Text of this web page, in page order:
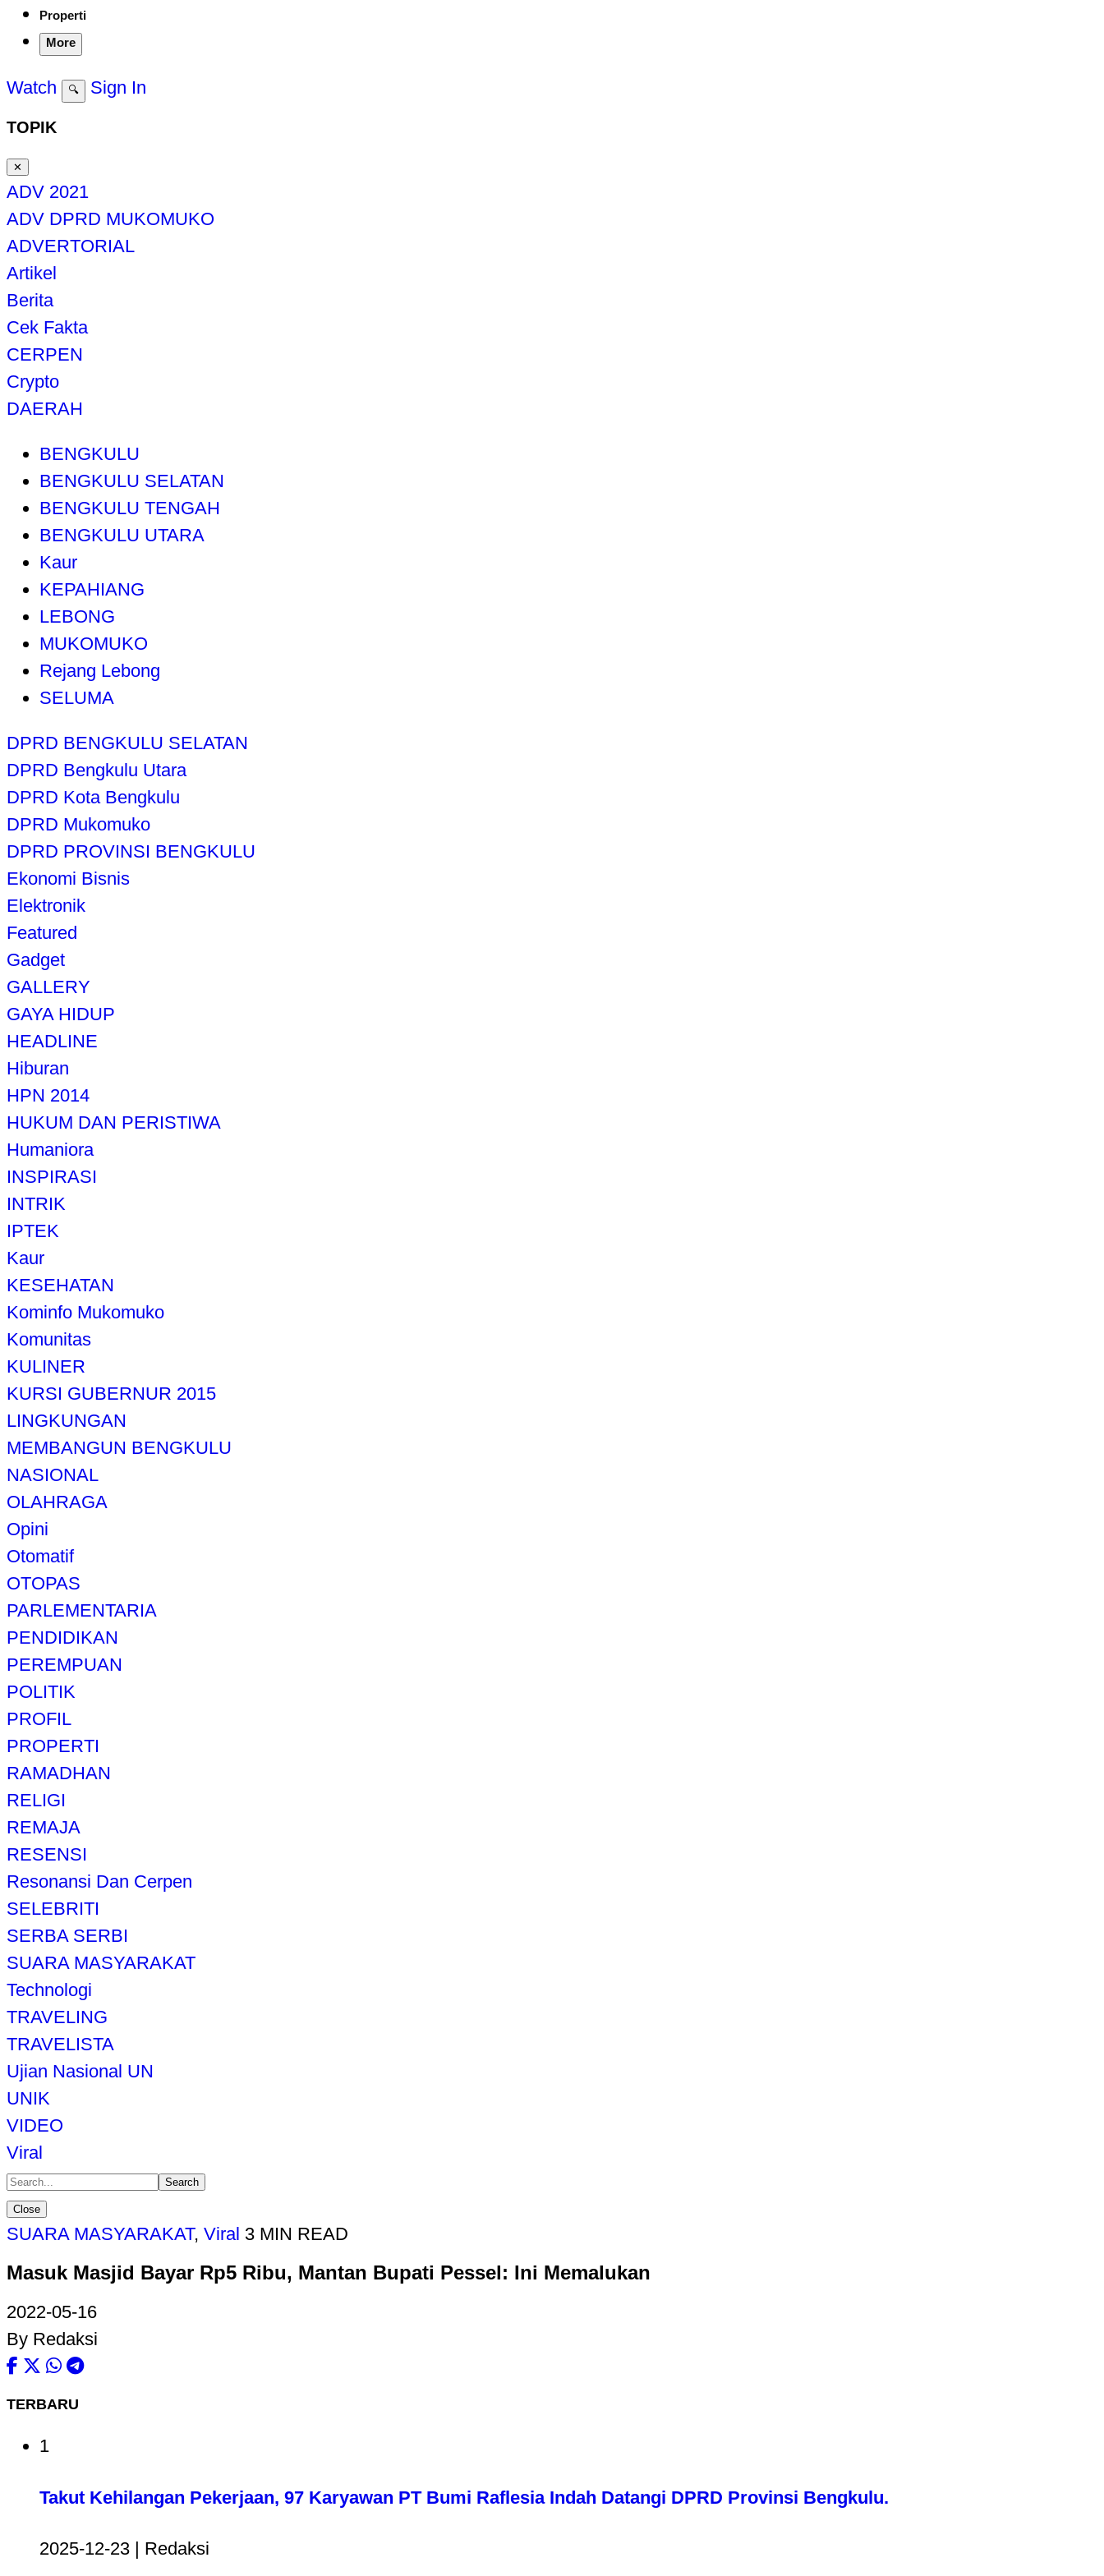
Properti
More
Watch 🔍 Sign In
TOPIK
✕
ADV 2021
ADV DPRD MUKOMUKO
ADVERTORIAL
Artikel
Berita
Cek Fakta
CERPEN
Crypto
DAERAH
BENGKULU
BENGKULU SELATAN
BENGKULU TENGAH
BENGKULU UTARA
Kaur
KEPAHIANG
LEBONG
MUKOMUKO
Rejang Lebong
SELUMA
DPRD BENGKULU SELATAN
DPRD Bengkulu Utara
DPRD Kota Bengkulu
DPRD Mukomuko
DPRD PROVINSI BENGKULU
Ekonomi Bisnis
Elektronik
Featured
Gadget
GALLERY
GAYA HIDUP
HEADLINE
Hiburan
HPN 2014
HUKUM DAN PERISTIWA
Humaniora
INSPIRASI
INTRIK
IPTEK
Kaur
KESEHATAN
Kominfo Mukomuko
Komunitas
KULINER
KURSI GUBERNUR 2015
LINGKUNGAN
MEMBANGUN BENGKULU
NASIONAL
OLAHRAGA
Opini
Otomatif
OTOPAS
PARLEMENTARIA
PENDIDIKAN
PEREMPUAN
POLITIK
PROFIL
PROPERTI
RAMADHAN
RELIGI
REMAJA
RESENSI
Resonansi Dan Cerpen
SELEBRITI
SERBA SERBI
SUARA MASYARAKAT
Technologi
TRAVELING
TRAVELISTA
Ujian Nasional UN
UNIK
VIDEO
Viral
Search
Close
SUARA MASYARAKAT, Viral 3 MIN READ
Masuk Masjid Bayar Rp5 Ribu, Mantan Bupati Pessel: Ini Memalukan
2022-05-16
By Redaksi
TERBARU
1
Takut Kehilangan Pekerjaan, 97 Karyawan PT Bumi Raflesia Indah Datangi DPRD Provinsi Bengkulu.
2025-12-23 | Redaksi